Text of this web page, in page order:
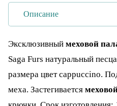
Описание
Эксклюзивный меховой
Saga Furs натуральный песца
размера цвет cappuccino.
меха. Застегивается